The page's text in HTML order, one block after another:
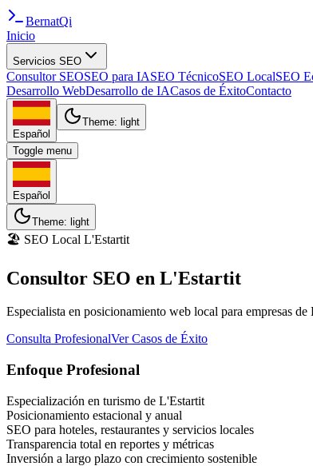
BernatQi
Inicio
Servicios SEO
Consultor SEOSEO para IASEO TécnicoSEO LocalSEO
Desarrollo WebDesarrollo de IACasos de ÉxitoContacto
Español
Theme: light
Toggle menu
Español
Theme: light
🏖️ SEO Local L'Estartit
Consultor SEO en L'Estartit
Especialista en posicionamiento web local para empresas
Consulta ProfesionalVer Casos de Éxito
Enfoque Profesional
Especialización en turismo de L'Estartit
Posicionamiento estacional y anual
SEO para hoteles, restaurantes y servicios locales
Transparencia total en reportes y métricas
Inversión a largo plazo con crecimiento sostenible